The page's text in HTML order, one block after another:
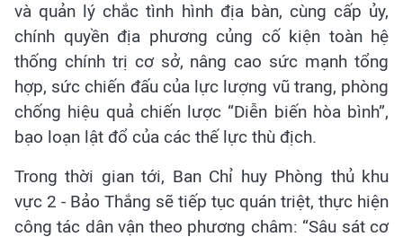
và quản lý chắc tình hình địa bàn, cùng cấp ủy,
chính quyền địa phương củng cố kiện toàn hệ
thống chính trị cơ sở, nâng cao sức mạnh tổng
hợp, sức chiến đấu của lực lượng vũ trang, phòng
chống hiệu quả chiến lược “Diễn biến hòa bình”,
bạo loạn lật đổ của các thế lực thù địch.
Trong thời gian tới, Ban Chỉ huy Phòng thủ khu
vực 2 - Bảo Thắng sẽ tiếp tục quán triệt, thực hiện
công tác dân vận theo phương châm: “Sâu sát cơ